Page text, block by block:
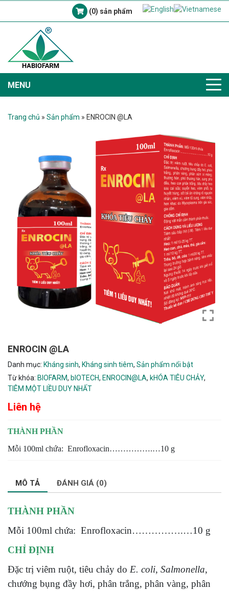
(0) sản phẩm
MENU
Trang chủ » Sản phẩm » ENROCIN @LA
ENROCIN @LA
Danh mục: Kháng sinh, Kháng sinh tiêm, Sản phẩm nổi bật
Từ khóa: BIOFARM, bIOTECH, ENROCIN@LA, kHÓA TIÊU CHẢY,
TIÊM MỘT LIỀU DUY NHẤT
Liên hệ
THÀNH PHẦN
Mỗi 100ml chứa: Enrofloxacin…………….…10 g
MÔ TẢ ĐÁNH GIÁ (0)
THÀNH PHẦN
Mỗi 100ml chứa: Enrofloxacin…………….…10 g
CHỈ ĐỊNH
Đặc trị viêm ruột, tiêu chảy do E. coli, Salmonella,
chướng bụng đầy hơi, phân trắng, phân vàng, phân